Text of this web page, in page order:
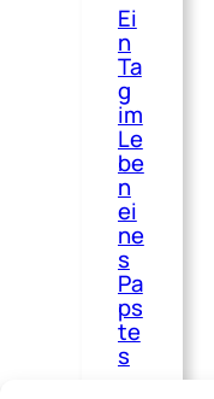
Ei
n
Ta
g
im
Le
be
n
ei
ne
s
Pa
ps
te
s